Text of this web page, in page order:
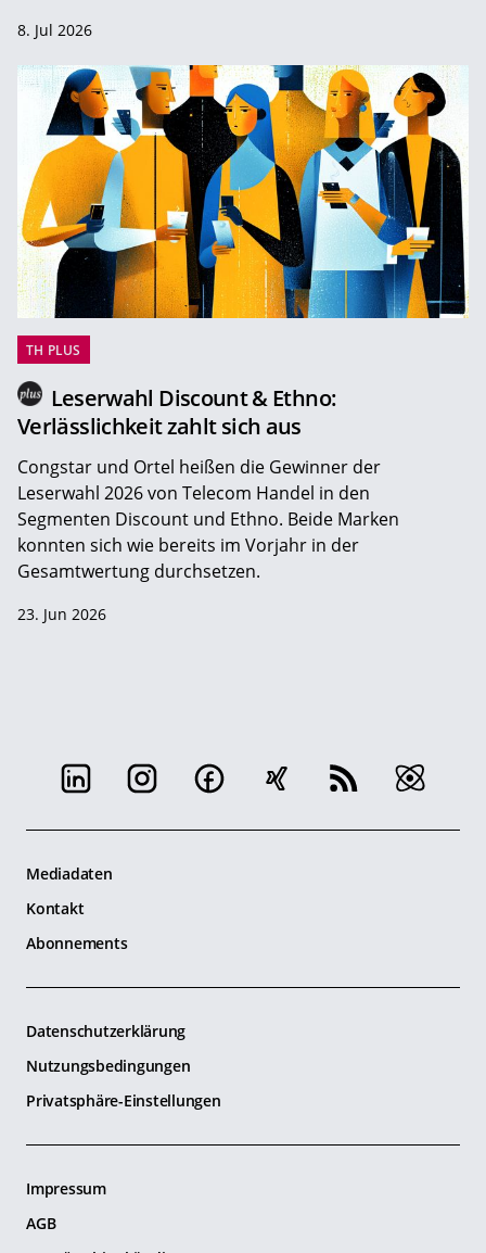
8. Jul 2026
TH PLUS
Leserwahl Discount & Ethno:
Verlässlichkeit zahlt sich aus
Congstar und Ortel heißen die Gewinner der
Leserwahl 2026 von Telecom Handel in den
Segmenten Discount und Ethno. Beide Marken
konnten sich wie bereits im Vorjahr in der
Gesamtwertung durchsetzen.
23. Jun 2026
Mediadaten
Kontakt
Abonnements
Datenschutzerklärung
Nutzungsbedingungen
Privatsphäre-Einstellungen
Impressum
AGB